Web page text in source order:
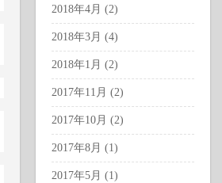
2018年4月 (2)
2018年3月 (4)
2018年1月 (2)
2017年11月 (2)
2017年10月 (2)
2017年8月 (1)
2017年5月 (1)